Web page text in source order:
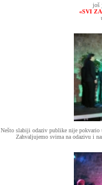
još
«SVI
Nešto slabiji odaziv publike nije pokvario
Zahvaljujemo svima na odazivu i